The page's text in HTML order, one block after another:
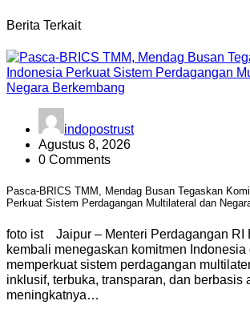
Berita Terkait
indopostrust
Agustus 8, 2026
0 Comments
Pasca-BRICS TMM, Mendag Busan Tegaskan
Perkuat Sistem Perdagangan Multilateral dan
foto ist Jaipur – Menteri Perdagangan RI
kembali menegaskan komitmen Indonesia
memperkuat sistem perdagangan
inklusif, terbuka, transparan, dan berbasis
meningkatnya…